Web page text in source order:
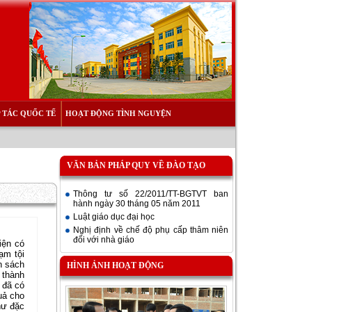
TÁC QUỐC TẾ HOẠT ĐỘNG TÌNH NGUYỆN
có
tội
sách
có
cho
đặc
VĂN BẢN PHÁP QUY VỀ ĐÀO TẠO
Thông tư số 22/2011/TT-BGTVT ban
hành ngày 30 tháng 05 năm 2011
Luật giáo dục đại học
Nghị định về chế độ phụ cấp thâm niên
đối với nhà giáo
HÌNH ẢNH HOẠT ĐỘNG